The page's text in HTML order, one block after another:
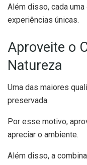
Além disso, cada
experiências únicas.
Aproveite o
Natureza
Uma das maiores
preservada.
Por esse motivo,
apreciar o ambiente.
Além disso, a